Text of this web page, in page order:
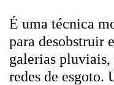
É uma técnica
para desobstruir
galerias pluviais,
redes de esgoto.